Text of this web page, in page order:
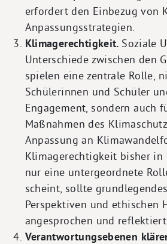
erfordert den Einbezug von
Anpassungsstrategien.
Klimagerechtigkeit. Soziale
Unterschiede zwischen den
spielen eine zentrale Rolle,
Schülerinnen und Schüler
Engagement, sondern auch
Maßnahmen des
Anpassung an
Klimagerechtigkeit bisher
nur eine untergeordnete
scheint, sollte
Perspektiven und ethischen
angesprochen und
Verantwortungsebenen